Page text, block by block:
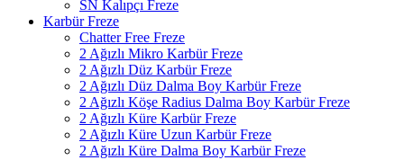
SN Kalıpçı Freze
Karbür Freze
Chatter Free Freze
2 Ağızlı Mikro Karbür Freze
2 Ağızlı Düz Karbür Freze
2 Ağızlı Düz Dalma Boy Karbür Freze
2 Ağızlı Köşe Radius Dalma Boy Karbür Freze
2 Ağızlı Küre Karbür Freze
2 Ağızlı Küre Uzun Karbür Freze
2 Ağızlı Küre Dalma Boy Karbür Freze